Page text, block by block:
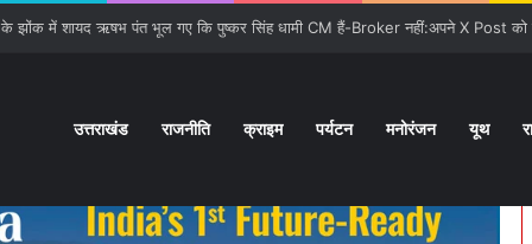
उत्तराखंड राजनीति क्राइम पर्यटन मनोरंजन यूथ